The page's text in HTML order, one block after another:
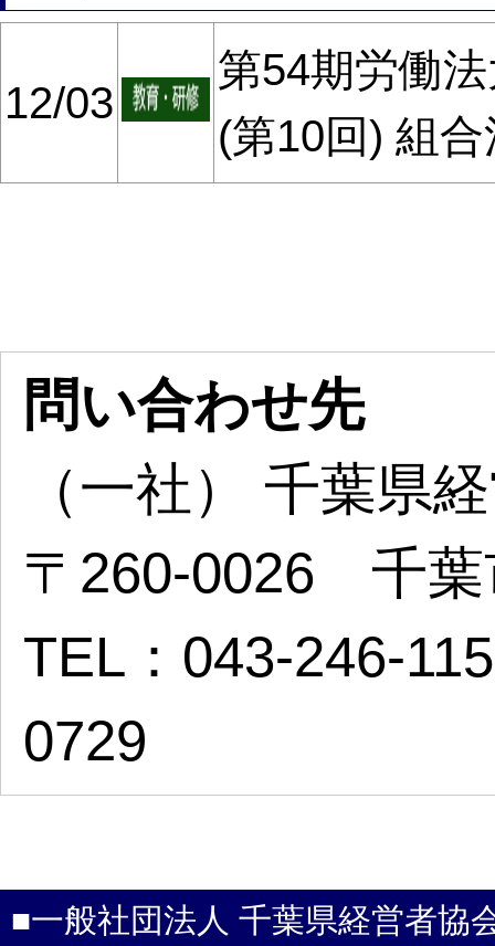
12/03
第54期労働
(第10回) 組
問い合わせ先
（一社） 千葉県
〒260-0026 千
TEL：043-246-
0729
■一般社団法人 千葉県経営者協